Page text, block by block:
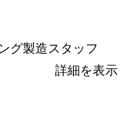
グ製造スタッフ
詳細を表示